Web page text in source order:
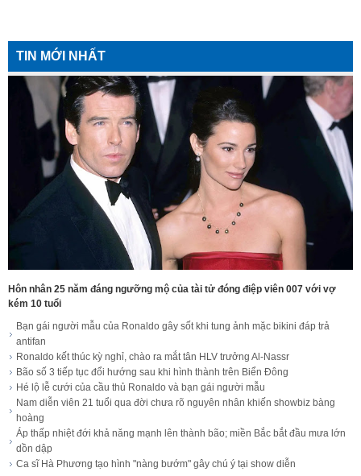
TIN MỚI NHẤT
Hôn nhân 25 năm đáng ngưỡng mộ của tài tử đóng điệp viên 007 với vợ
kém 10 tuổi
Bạn gái người mẫu của Ronaldo gây sốt khi tung ảnh mặc bikini đáp trả
antifan
Ronaldo kết thúc kỳ nghỉ, chào ra mắt tân HLV trưởng Al-Nassr
Bão số 3 tiếp tục đổi hướng sau khi hình thành trên Biển Đông
Hé lộ lễ cưới của cầu thủ Ronaldo và bạn gái người mẫu
Nam diễn viên 21 tuổi qua đời chưa rõ nguyên nhân khiến showbiz bàng
hoàng
Áp thấp nhiệt đới khả năng mạnh lên thành bão; miền Bắc bắt đầu mưa lớn
dồn dập
Ca sĩ Hà Phương tạo hình "nàng bướm" gây chú ý tại show diễn